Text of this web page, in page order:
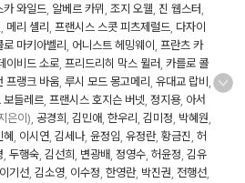
카 와일드 알베르 카뮈 조지 오웰 진 웹스터
메리 셸리 프랜시스 스콧 피츠제럴드 다자이
로 마키아벨리 어니스트 헤밍웨이
프란츠 카
이비드 소로 프리드리히 막스 뮐러 카를로 콜
프랭크 바움 루시 모드 몽고메리 유대교 랍비
보들레르 프랜시스 호지슨 버넷 정지용, 아서
은이), 공경희 김민애 한우리 김미정 박혜원
이시연 김세나, 윤정임 유정란, 황금진 허
두행숙 김선희 변광배 정영수 허윤정 김유
이기선 김소영 이수정 한영란, 박진권 전행선